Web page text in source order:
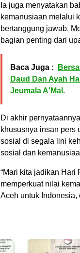
Ia juga menyatakan
kemanusiaan melalui
bertanggung jawab.
bagian penting dari
Baca Juga :
Daud Dan Ayah
Jeumala A'Mal.
Di akhir
khususnya insan pers
sosial di segala lini
sosial dan
“Mari kita jadikan Hari
memperkuat nilai
Aceh untuk Indonesia,